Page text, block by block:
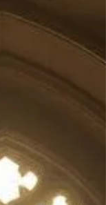
la mente que todo es
que no sea Śiva, él